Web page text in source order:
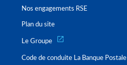
Nos engagements RSE
Plan du site
Le Groupe
Code de conduite La Banque Postale